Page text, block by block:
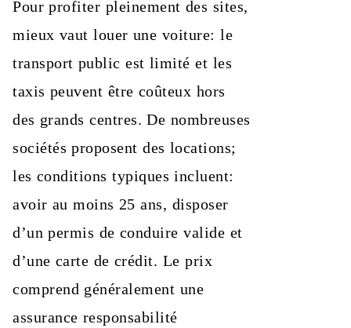
Pour profiter pleinement des sites,
mieux vaut louer une voiture: le
transport public est limité et les
taxis peuvent être coûteux hors
des grands centres. De nombreuses
sociétés proposent des locations;
les conditions typiques incluent:
avoir au moins 25 ans, disposer
d’un permis de conduire valide et
d’une carte de crédit. Le prix
comprend généralement une
assurance responsabilité